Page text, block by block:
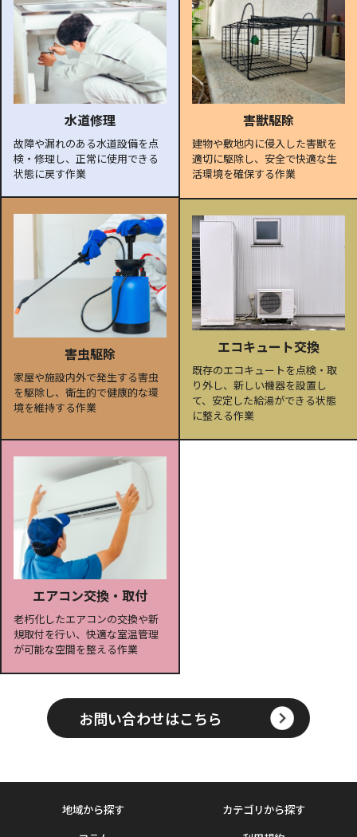
水道修理
故障や漏れのある水道設備を点
検・修理し、正常に使用できる
状態に戻す作業
害獣駆除
建物や敷地内に侵入した害獣を
適切に駆除し、安全で快適な生
活環境を確保する作業
害虫駆除
家屋や施設内外で発生する害虫
を駆除し、衛生的で健康的な環
境を維持する作業
エコキュート交換
既存のエコキュートを点検・取
り外し、新しい機器を設置し
て、安定した給湯ができる状態
に整える作業
エアコン交換・取付
老朽化したエアコンの交換や新
規取付を行い、快適な室温管理
が可能な空間を整える作業
お問い合わせはこちら
地域から探す
カテゴリから探す